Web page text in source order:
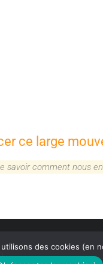
ce large
savoir comment nous
utilisons des cookies (en